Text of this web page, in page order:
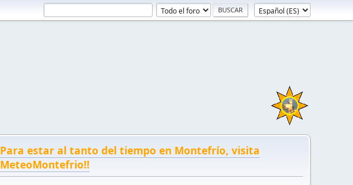
Para estar al tanto del tiempo en Montefrío, visita
MeteoMontefrio!!